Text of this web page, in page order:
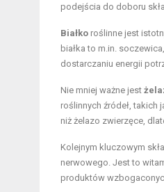
podejścia do doboru
Białko roślinne jest
białka to m.in.
dostarczaniu energii
Nie mniej ważne jest
roślinnych źródeł, takich
niż żelazo zwierzęce,
Kolejnym kluczowym
nerwowego. Jest to
produktów